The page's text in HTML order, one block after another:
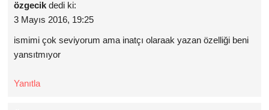
özgecik dedi ki:
3 Mayıs 2016, 19:25
ismimi çok seviyorum ama inatçı olaraak yazan özelliği beni
yansıtmıyor
Yanıtla